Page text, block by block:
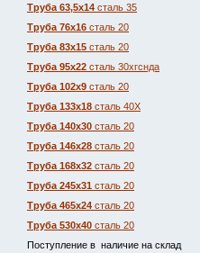
Труба 63,5х14 сталь 35
Труба 76х16 сталь 20
Труба 83х15 сталь 20
Труба 95х22 сталь 30хгснда
Труба 102х9 сталь 20
Труба 133х18 сталь 40Х
Труба 140х30 сталь 20
Труба 146х28 сталь 20
Труба 168х32 сталь 20
Труба 245х31 сталь 20
Труба 465х24 сталь 20
Труба 530х40 сталь 20
Поступление в наличие на склад